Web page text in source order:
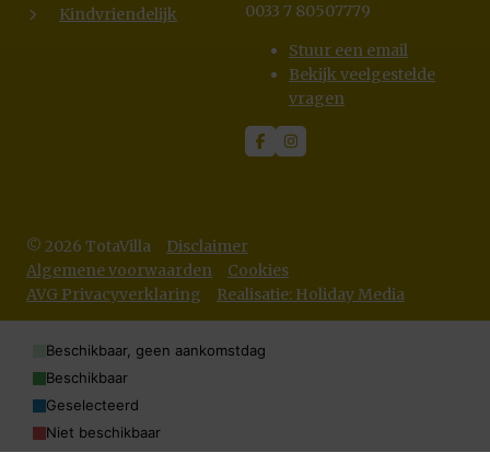
Kindvriendelijk
0033 7 80507779
Stuur een email
Bekijk veelgestelde
vragen
© 2026 TotaVilla
Disclaimer
Algemene voorwaarden
Cookies
AVG Privacyverklaring
Realisatie: Holiday Media
Beschikbaar, geen aankomstdag
Beschikbaar
Geselecteerd
Niet beschikbaar